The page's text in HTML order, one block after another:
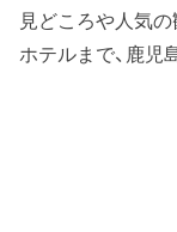
見どころや人気の
ホテルまで、鹿児